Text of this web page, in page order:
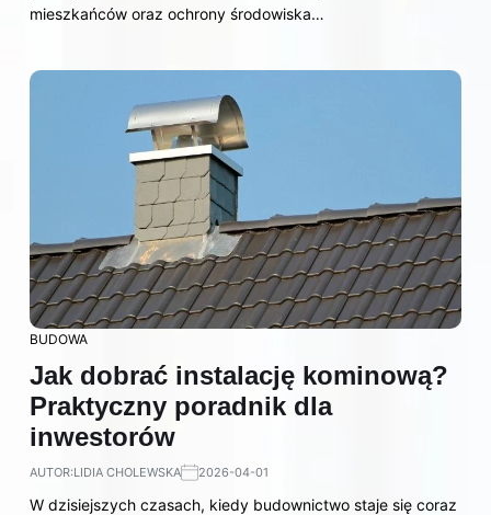
mieszkańców oraz ochrony środowiska…
BUDOWA
Jak dobrać instalację kominową?
Praktyczny poradnik dla
inwestorów
AUTOR:LIDIA CHOLEWSKA 2026-04-01
W dzisiejszych czasach, kiedy budownictwo staje się coraz